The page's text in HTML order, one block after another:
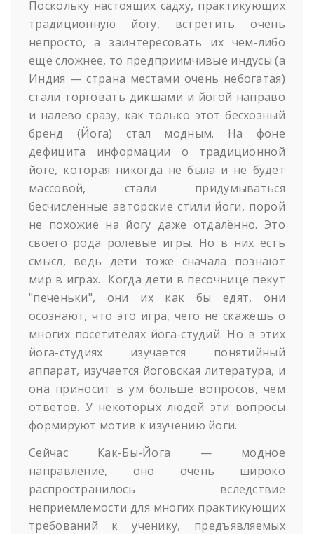
Поскольку настоящих садху, практикующих
традиционную йогу, встретить очень
непросто, а заинтересовать их чем-либо
ещё сложнее, то предприимчивые индусы (а
Индия — страна местами очень небогатая)
стали торговать дикшами и йогой направо
и налево сразу, как только этот бесхозный
бренд (Йога) стал модным. На фоне
дефицита информации о традиционной
йоге, которая никогда не была и не будет
массовой, стали придумываться
бесчисленные авторские стили йоги, порой
не похожие на йогу даже отдалённо. Это
своего рода ролевые игры. Но в них есть
смысл, ведь дети тоже сначала познают
мир в играх. Когда дети в песочнице пекут
"печеньки", они их как бы едят, они
осознают, что это игра, чего не скажешь о
многих посетителях йога-студий. Но в этих
йога-студиях изучается понятийный
аппарат, изучается йоговская литература, и
она приносит в ум больше вопросов, чем
ответов. У некоторых людей эти вопросы
формируют мотив к изучению йоги.
Сейчас Как-Бы-Йога — модное
направление, оно очень широко
распространилось вследствие
неприемлемости для многих практикующих
требований к ученику, предъявляемых